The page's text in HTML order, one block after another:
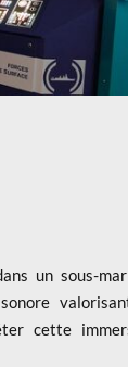
un sous-
cette